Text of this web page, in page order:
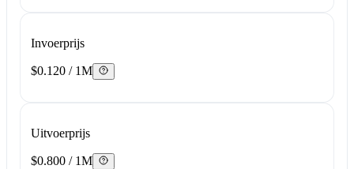
Invoerprijs
$0.120 / 1M
Uitvoerprijs
$0.800 / 1M